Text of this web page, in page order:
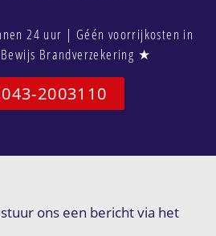
24 uur | Géén voorrijkosten in
Brandverzekering ★
2003110
ons een bericht via het